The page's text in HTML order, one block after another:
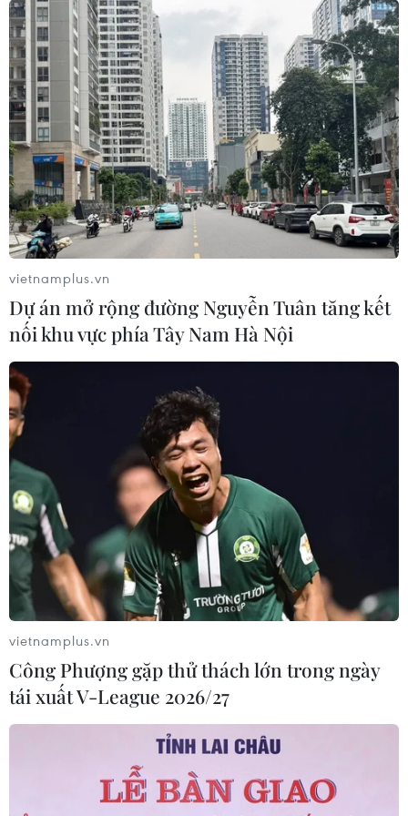
tai nạn giao thông, làm 6.364 người chết; bình quân
mỗi ngày có 17 người chết vì tai nạn giao thông.
vietnamplus.vn
Dự án mở rộng đường Nguyễn Tuân tăng kết
nối khu vực phía Tây Nam Hà Nội
vietnamplus.vn
Công Phượng gặp thử thách lớn trong ngày
tái xuất V-League 2026/27